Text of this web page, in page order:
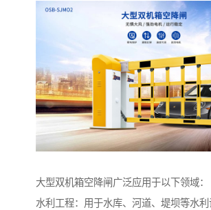
大型双机箱空降闸广泛应用于以下领域：
水利工程：用于水库、河道、堤坝等水